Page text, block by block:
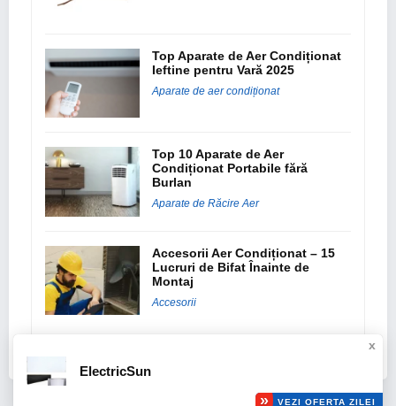
Top Aparate de Aer Condiționat
Ieftine pentru Vară 2025
Aparate de aer condiționat
Top 10 Aparate de Aer
Condiționat Portabile fără
Burlan
Aparate de Răcire Aer
Accesorii Aer Condiționat – 15
Lucruri de Bifat Înainte de
Montaj
Accesorii
© 2016 ClimatizareIeftina.ro. Toate drepturile rezervate.
VEZI OFERTA ZILEI
ElectricSun
x